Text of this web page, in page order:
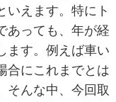
いえます。特にト
あっても、年が経
ます。例えば車い
合にこれまでとは
そんな中、今回取